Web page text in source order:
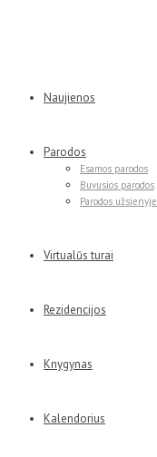
Naujienos
Parodos
Esamos parodos
Buvusios parodos
Parodos užsienyje
Virtualūs turai
Rezidencijos
Knygynas
Kalendorius